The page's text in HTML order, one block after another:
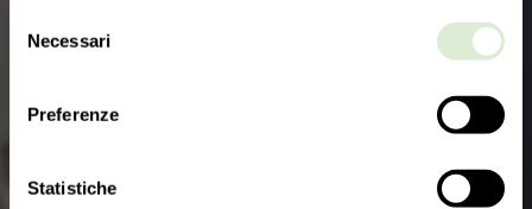
delNecessari
Preferenze
Statistiche